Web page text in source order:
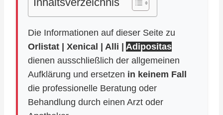
Die Informationen auf dieser Seite zu
Orlistat | Xenical | Alli | Adipositas
dienen ausschließlich der allgemeinen
Aufklärung und ersetzen in keinem Fall
die professionelle Beratung oder
Behandlung durch einen Arzt oder